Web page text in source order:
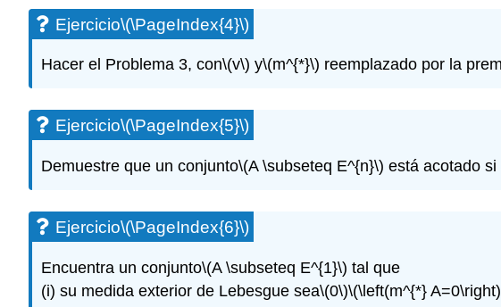
Ejercicio\(\PageIndex{4}\)
Hacer el Problema 3, con\(v\) y\(m^{*}\) reemplazado por la
Ejercicio\(\PageIndex{5}\)
Demuestre que un conjunto\(A \subseteq E^{n}\) está acotado
Ejercicio\(\PageIndex{6}\)
Encuentra un conjunto\(A \subseteq E^{1}\) tal que
(i) su medida exterior de Lebesgue sea\(0\)\(\left(m^{*}